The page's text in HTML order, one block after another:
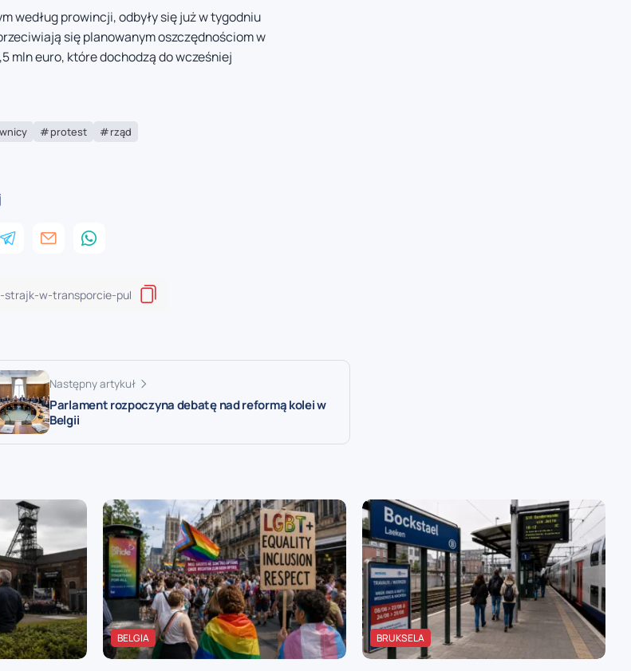
według prowincji, odbyły się już w tygodniu
się planowanym oszczędnościom w
mln euro, które dochodzą do wcześniej
protest rząd
Następny artykuł
Parlament rozpoczyna debatę nad reformą kolei w
Belgii
BELGIA BRUKSELA